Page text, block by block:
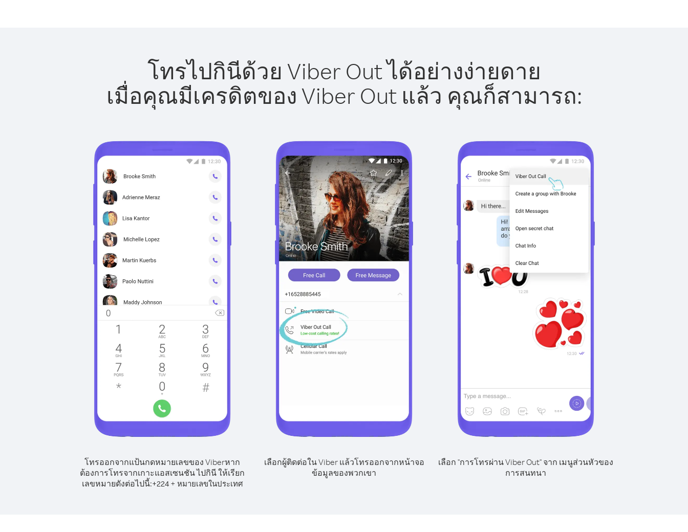
โทรไปกินีด้วย Viber Out ได้อย่างง่ายดาย
เมื่อคุณมีเครดิตของ Viber Out แล้ว คุณก็สามารถ:
โทรออกจากแป้นกดหมายเลขของ Viberหาก
ต้องการโทรจากเกาะแอสเซนชัน ไปกินี ให้เรียก
เลขหมายดังต่อไปนี้:+224+ หมายเลขในประเทศ
เลือกผู้ติดต่อใน Viber แล้วโทรออกจากหน้าจอ
ข้อมูลของพวกเขา
เลือก "การโทรผ่าน Viber Out" จาก เมนูส่วนหัวของ
การสนทนา